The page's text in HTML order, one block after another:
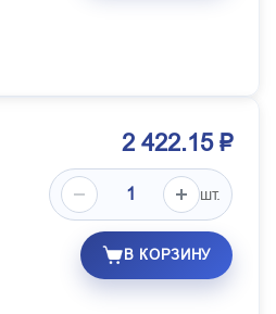
2 422.15 ₽
шт.
В КОРЗИНУ